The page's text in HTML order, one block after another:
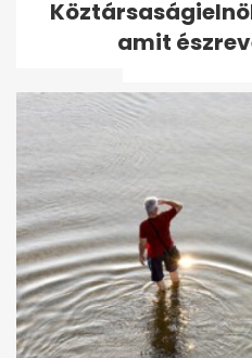
különös,
Török...
amit